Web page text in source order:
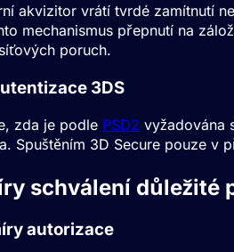
akvizitor vrátí tvrdé zamítnutí
mechanismus přepnutí na
poruch.
3DS
zda je podle PSD2 vyžadována
Spuštěním 3D Secure pouze v
schválení důležité
autorizace